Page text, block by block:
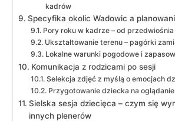
kadrów
Specyfika okolic Wadowic a
Pory roku w kadrze – od
Ukształtowanie terenu – pagórki
Lokalne warunki pogodowe i
Komunikacja z rodzicami po sesji
Selekcja zdjęć z myślą o emocjach
Przygotowanie dziecka na
Sielska sesja dziecięca – czym się
innych plenerów